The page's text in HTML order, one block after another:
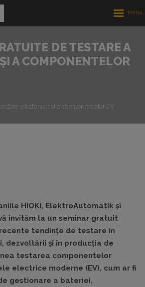
DE TESTARE A
A COMPONENTELOR
a bateriilor și a componentelor EV
HIOKI, ElektroAutomatik și
invităm la un seminar gratuit
tendințe de testare în
dezvoltării și în producția de
testarea componentelor
electrice moderne (EV), cum ar fi
gestionare a bateriei,